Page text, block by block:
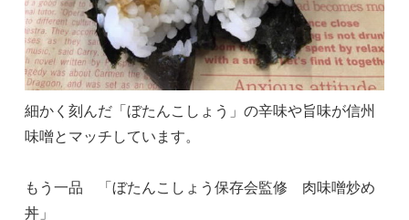
細かく刻んだ「ぼたんこしょう」の辛味や旨味が信州
味噌とマッチしています。
もう一品 「ぼたんこしょう保存会監修 肉味噌炒め
丼」